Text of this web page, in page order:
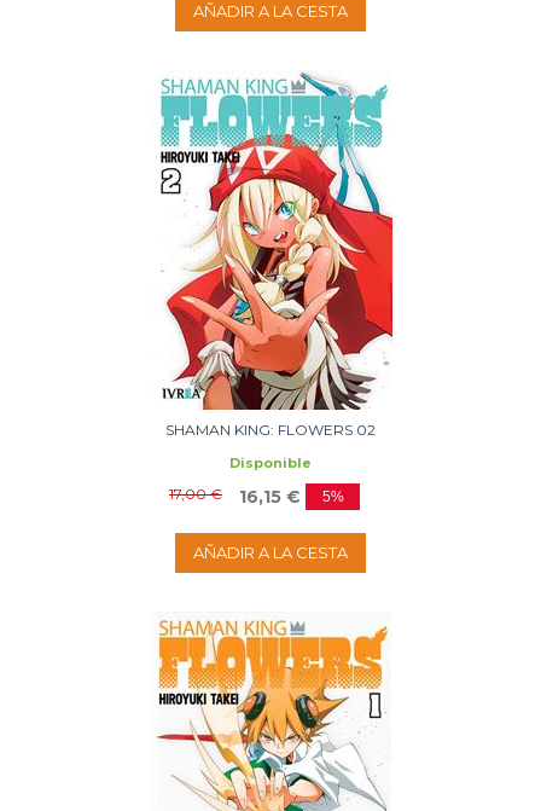
AÑADIR A LA CESTA
SHAMAN KING: FLOWERS 02
Disponible
17,00 € 16,15 € 5%
AÑADIR A LA CESTA